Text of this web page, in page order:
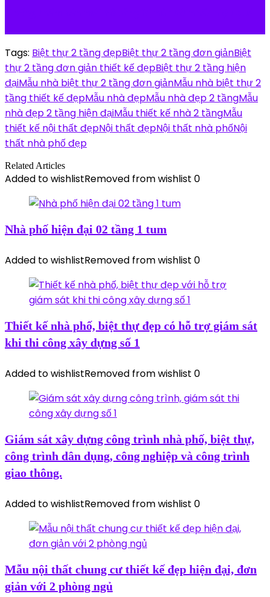
Tags: Biệt thự 2 tầng đẹpBiệt thự 2 tầng đơn giảnBiệt
thự 2 tầng đơn giản thiết kế đẹpBiệt thự 2 tầng hiện
đạiMẫu nhà biệt thự 2 tầng đơn giảnMẫu nhà biệt thự 2
tầng thiết kế đẹpMẫu nhà đẹpMẫu nhà đẹp 2 tầngMẫu
nhà đẹp 2 tầng hiện đạiMẫu thiết kế nhà 2 tầngMẫu
thiết kế nội thất đẹpNội thất đẹpNội thất nhà phốNội
thất nhà phố đẹp
Related Articles
Added to wishlistRemoved from wishlist 0
Nhà phố hiện đại 02 tầng 1 tum
Added to wishlistRemoved from wishlist 0
Thiết kế nhà phố, biệt thự đẹp có hỗ trợ giám sát
khi thi công xây dựng số 1
Added to wishlistRemoved from wishlist 0
Giám sát xây dựng công trình nhà phố, biệt thự,
công trình dân dụng, công nghiệp và công trình
giao thông.
Added to wishlistRemoved from wishlist 0
Mẫu nội thất chung cư thiết kế đẹp hiện đại, đơn
giản với 2 phòng ngủ